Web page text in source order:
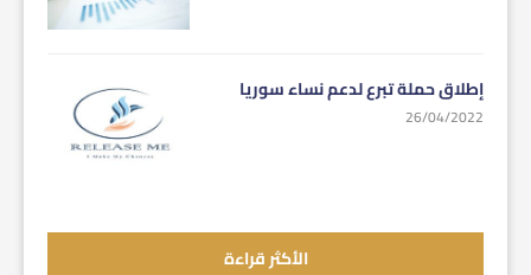
إطلاق حملة تبرع لدعم نساء سوريا
26/04/2022
الأكثر قراءة